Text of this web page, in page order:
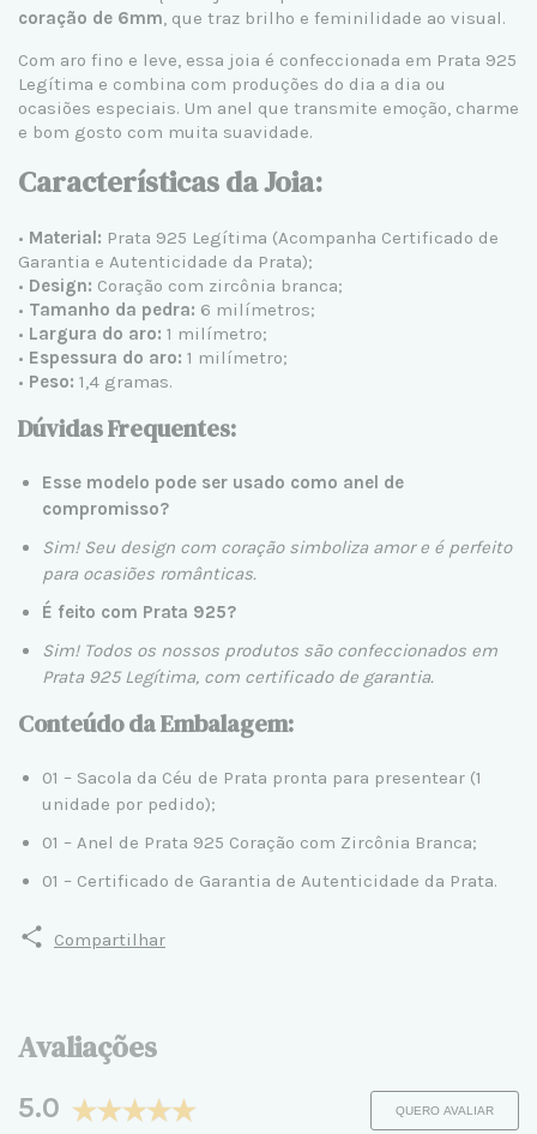
coração de 6mm, que traz brilho e feminilidade ao visual.
Com aro fino e leve, essa joia é confeccionada em Prata 925
Legítima e combina com produções do dia a dia ou
ocasiões especiais. Um anel que transmite emoção, charme
e bom gosto com muita suavidade.
Características da Joia:
• Material: Prata 925 Legítima (Acompanha Certificado de
Garantia e Autenticidade da Prata);
• Design: Coração com zircônia branca;
• Tamanho da pedra: 6 milímetros;
• Largura do aro: 1 milímetro;
• Espessura do aro: 1 milímetro;
• Peso: 1,4 gramas.
Dúvidas Frequentes:
Esse modelo pode ser usado como anel de
compromisso?
Sim! Seu design com coração simboliza amor e é perfeito
para ocasiões românticas.
É feito com Prata 925?
Sim! Todos os nossos produtos são confeccionados em
Prata 925Legítima, com certificado de garantia.
Conteúdo da Embalagem:
01 – Sacola da Céu de Prata pronta para presentear (1
unidade por pedido);
01 – Anel de Prata 925 Coração com Zircônia Branca;
01 – Certificado de Garantia de Autenticidade da Prata.
Compartilhar
Avaliações
5.0 QUERO AVALIAR